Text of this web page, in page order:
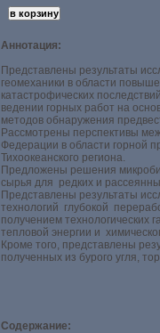
Аннотация:
Представлены результаты
геомеханики в области
катастрофических
ведении горных работ на
методов обнаружения
Рассмотрены перспективы
Федерации в области горной
Тихоокеанского региона.
Предложены решения
сырья для редких и
Представлены результаты
технологий глубокой
получением технологических
тепловой энергии и
Кроме того, представлены
полученных из бурого угля,
Содержание: